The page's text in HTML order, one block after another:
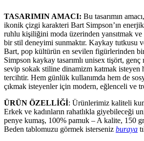
TASARIMIN AMACI: Bu tasarımın
ikonik çizgi karakteri Bart Simpson’ın
ruhlu kişiliğini moda üzerinden yansıtmak ve
bir stil deneyimi sunmaktır. Kaykay tutkusu
Bart, pop kültürün en sevilen figürlerinden
Simpson kaykay tasarımlı unisex tişört,
sevip sokak stiline dinamizm katmak isteyen
tercihtir. Hem günlük kullanımda hem de
çıkmak isteyenler için modern, eğlenceli ve
ÜRÜN ÖZELLİĞİ: Ürünlerimiz kaliteli
Erkek ve kadınların rahatlıkla giyebileceği
penye kumaş, 100% pamuk – A kalite, 150
Beden tablomuzu görmek isterseniz buraya